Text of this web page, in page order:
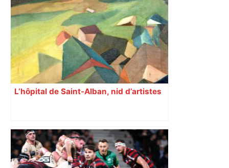
Perpignan se prend à croire au
maintien – L'Équipe
L’hôpital de Saint-Alban, nid d’artistes